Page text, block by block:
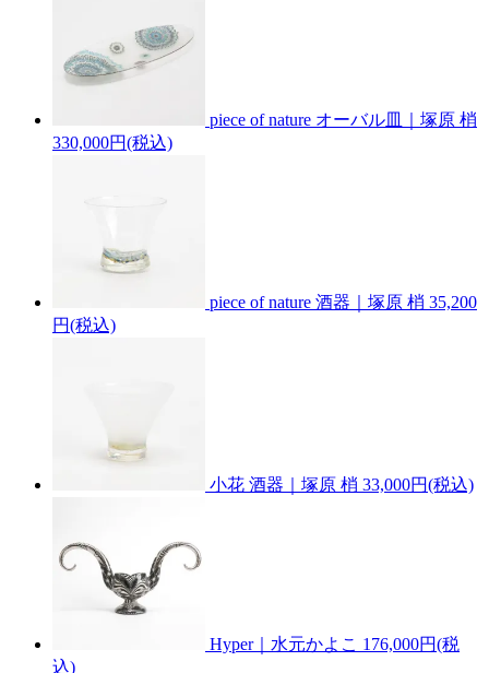
piece of nature オーバル皿｜塚原 梢
330,000円(税込)
piece of nature 酒器｜塚原 梢 35,200
円(税込)
小花 酒器｜塚原 梢 33,000円(税込)
Hyper｜水元かよこ 176,000円(税
込)